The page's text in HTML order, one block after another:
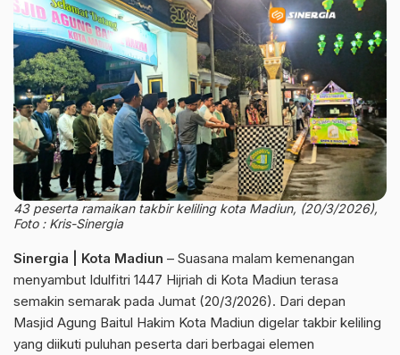
43 peserta ramaikan takbir keliling kota Madiun, (20/3/2026),
Foto : Kris-Sinergia
Sinergia | Kota Madiun – Suasana malam kemenangan
menyambut Idulfitri 1447 Hijriah di Kota Madiun terasa
semakin semarak pada Jumat (20/3/2026). Dari depan
Masjid Agung Baitul Hakim Kota Madiun digelar takbir keliling
yang diikuti puluhan peserta dari berbagai elemen